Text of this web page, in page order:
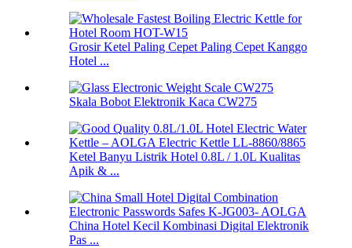
Grosir Ketel Paling Cepet Paling Cepet Kanggo
Hotel ...
Skala Bobot Elektronik Kaca CW275
Ketel Banyu Listrik Hotel 0.8L / 1.0L Kualitas
Apik & ...
China Hotel Kecil Kombinasi Digital Elektronik
Pas ...